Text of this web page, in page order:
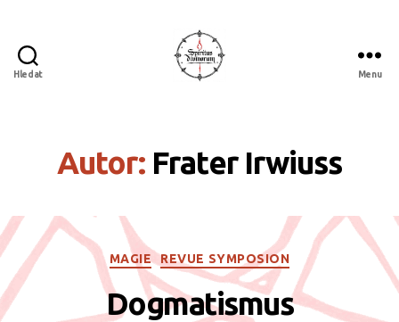
Hledat Menu
Autor: Frater Irwiuss
Rubriky
MAGIE REVUE SYMPOSION
Dogmatismus